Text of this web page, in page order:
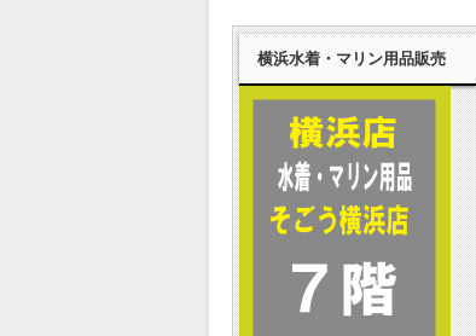
横浜水着・マリン用品販売